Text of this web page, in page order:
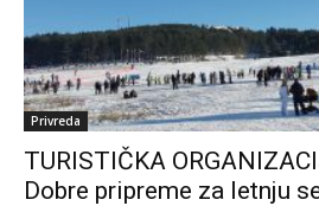
Privreda
TURISTIČKA
Dobre pripreme za letnju